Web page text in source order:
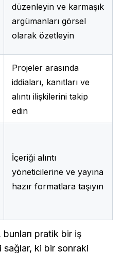
düzenleyin ve karmaşık
argümanları görsel
olarak özetleyin
Projeler arasında
iddiaları, kanıtları ve
alıntı ilişkilerini takip
edin
İçeriği alıntı
yöneticilerine ve yayına
hazır formatlara taşıyın
pratik bir iş
sağlar, ki bir sonraki